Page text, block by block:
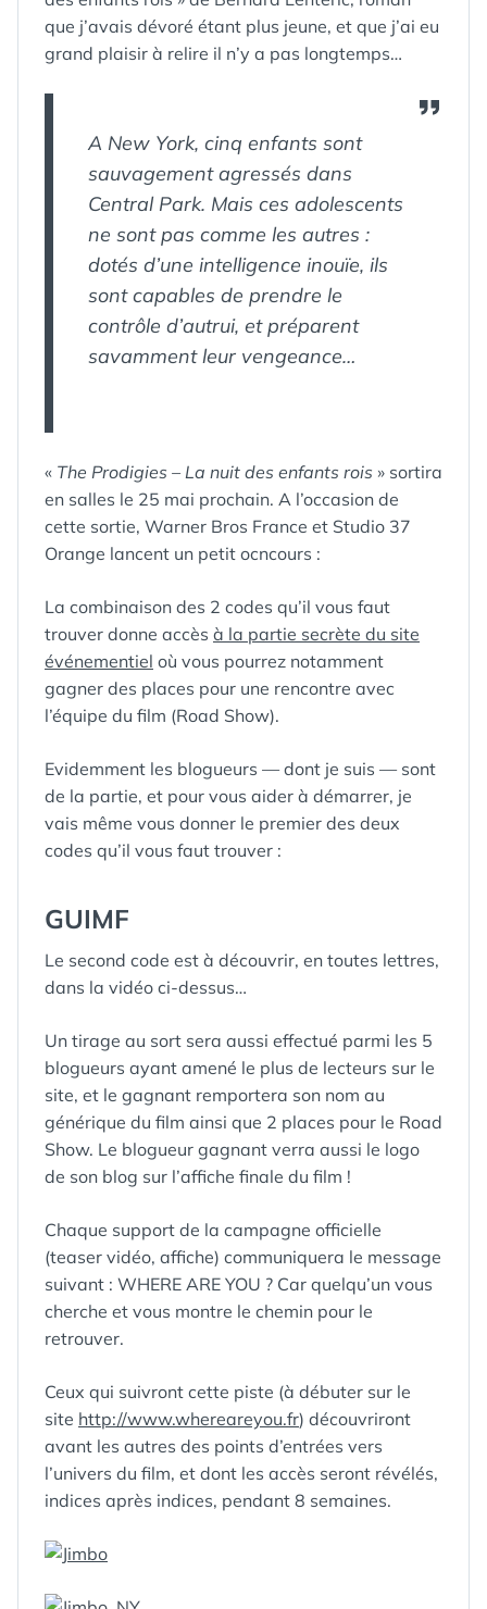
que j’avais dévoré étant plus jeune, et que j’ai eu
grand plaisir à relire il n’y a pas longtemps…
A New York, cinq enfants sont
sauvagement agressés dans
Central Park. Mais ces adolescents
ne sont pas comme les autres :
dotés d’une intelligence inouïe, ils
sont capables de prendre le
contrôle d’autrui, et préparent
savamment leur vengeance…
« The Prodigies – La nuit des enfants rois » sortira
en salles le 25 mai prochain. A l’occasion de
cette sortie, Warner Bros France et Studio 37
Orange lancent un petit ocncours :
La combinaison des 2 codes qu’il vous faut
trouver donne accès à la partie secrète du site
événementiel où vous pourrez notamment
gagner des places pour une rencontre avec
l’équipe du film (Road Show).
Evidemment les blogueurs — dont je suis — sont
de la partie, et pour vous aider à démarrer, je
vais même vous donner le premier des deux
codes qu’il vous faut trouver :
GUIMF
Le second code est à découvrir, en toutes lettres,
dans la vidéo ci-dessus…
Un tirage au sort sera aussi effectué parmi les 5
blogueurs ayant amené le plus de lecteurs sur le
site, et le gagnant remportera son nom au
générique du film ainsi que 2 places pour le Road
Show. Le blogueur gagnant verra aussi le logo
de son blog sur l’affiche finale du film !
Chaque support de la campagne officielle
(teaser vidéo, affiche) communiquera le message
suivant : WHERE ARE YOU ? Car quelqu’un vous
cherche et vous montre le chemin pour le
retrouver.
Ceux qui suivront cette piste (à débuter sur le
site http://www.whereareyou.fr) découvriront
avant les autres des points d’entrées vers
l’univers du film, et dont les accès seront révélés,
indices après indices, pendant 8 semaines.